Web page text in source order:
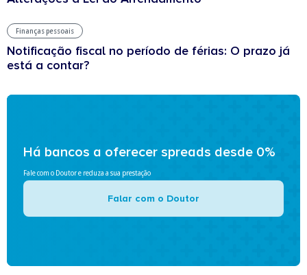
Finanças pessoais
Notificação fiscal no período de férias: O prazo já
está a contar?
Há bancos a oferecer spreads desde 0%
Fale com o Doutor e reduza a sua prestação
Falar com o Doutor